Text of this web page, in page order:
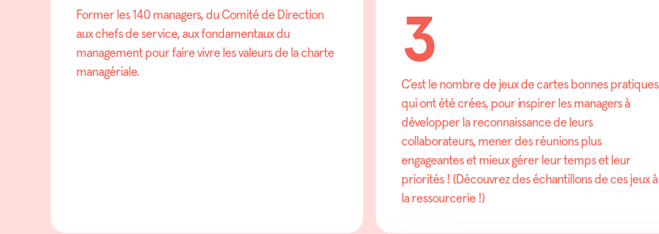
Former les 140 managers, du Comité de Direction
aux chefs de service, aux fondamentaux du
management pour faire vivre les valeurs de la charte
managériale.
3
C’est le nombre de jeux de cartes bonnes pratiques
qui ont été crées, pour inspirer les managers à
développer la reconnaissance de leurs
collaborateurs, mener des réunions plus
engageantes et mieux gérer leur temps et leur
priorités ! (Découvrez des échantillons de ces jeux à
la ressourcerie !)